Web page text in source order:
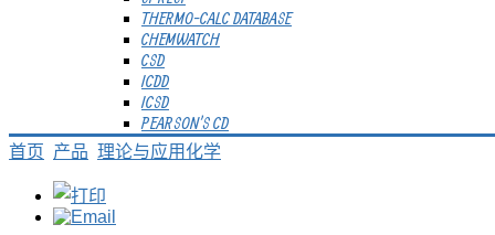
THERMO-CALC DATABASE
CHEMWATCH
CSD
ICDD
ICSD
PEARSON'S CD
首页 产品 理论与应用化学